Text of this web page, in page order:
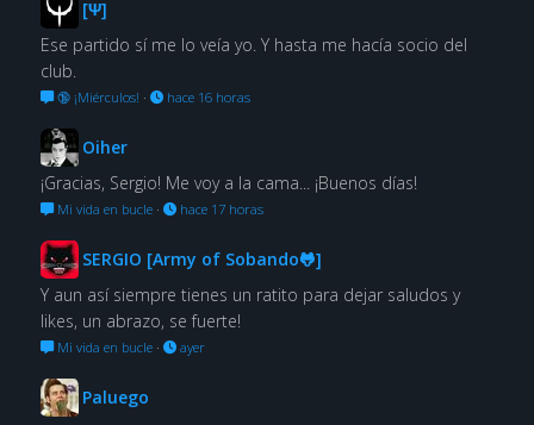
[Ψ]
Ese partido sí me lo veía yo. Y hasta me hacía socio del
club.
🔞 ¡Miérculos! · hace 16 horas
Oiher
¡Gracias, Sergio! Me voy a la cama... ¡Buenos días!
Mi vida en bucle· hace 17 horas
SERGIO [Army of Sobando🐸]
Y aun así siempre tienes un ratito para dejar saludos y
likes, un abrazo, se fuerte!
Mi vida en bucle· ayer
Paluego